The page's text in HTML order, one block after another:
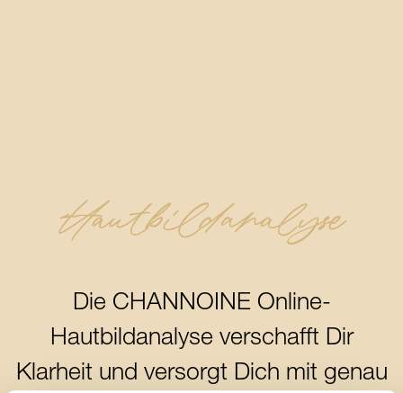
Hautbildanalyse
Die CHANNOINE Online-
Hautbildanalyse verschafft Dir
Klarheit und versorgt Dich mit genau